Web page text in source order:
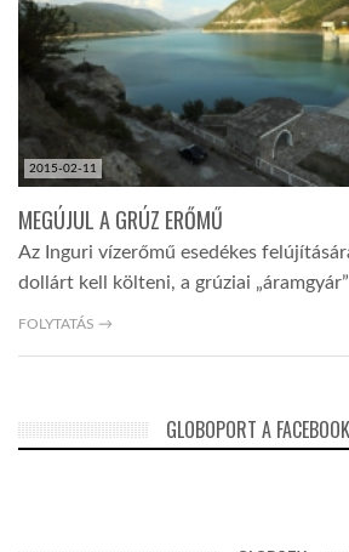
AUSZTRÁLIA
A VILÁG ITTHON
GLOBOTV BP
HÍR3D
2015-02-11
MEGÚJUL A GRÚZ ERŐMŰ
Az Inguri vízerőmű esedékes
dollárt kell költeni, a grúziai
FOLYTATÁS →
GLOBOPORT A